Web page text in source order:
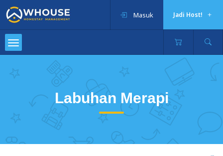
Jadi Host!
Masuk
Labuhan Merapi